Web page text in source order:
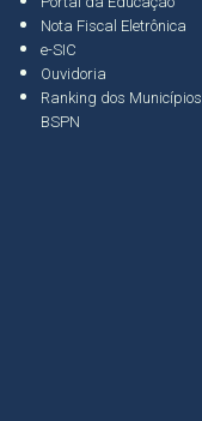
Nota Fiscal Eletrônica
e-SIC
Ouvidoria
Ranking dos Municípios
BSPN